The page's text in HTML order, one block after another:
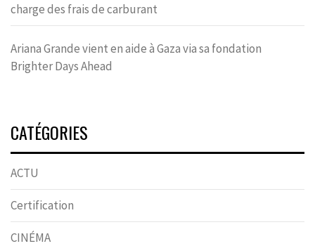
charge des frais de carburant
Ariana Grande vient en aide à Gaza via sa fondation
Brighter Days Ahead
CATÉGORIES
ACTU
Certification
CINÉMA